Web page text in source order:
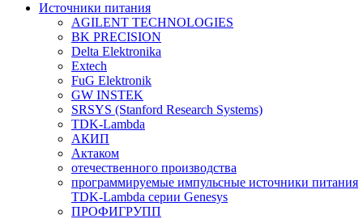
Источники питания
AGILENT TECHNOLOGIES
BK PRECISION
Delta Elektronika
Extech
FuG Elektronik
GW INSTEK
SRSYS (Stanford Research Systems)
TDK-Lambda
АКИП
Актаком
отечественного производства
программируемые импульсные источники питания
TDK-Lambda серии Genesys
ПРОФИГРУПП